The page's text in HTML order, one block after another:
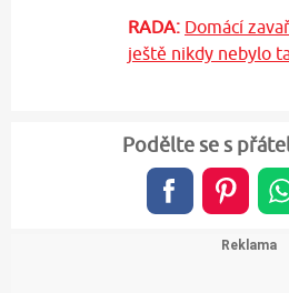
RADA: Domácí
ještě nikdy nebylo
Podělte se s